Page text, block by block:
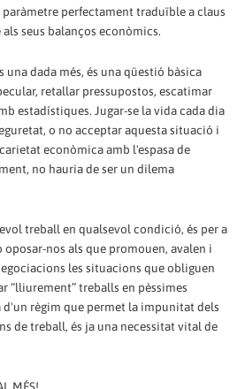
paràmetre perfectament traduïble a claus
seus balanços econòmics.
una dada més, és una qüestió bàsica
retallar pressupostos, escatimar
estadístiques. Jugar-se la vida cada dia
o no acceptar aquesta situació i
econòmica amb l'espasa de
no hauria de ser un dilema
treball en qualsevol condició, és per a
oposar-nos als que promouen, avalen i
les situacions que obliguen
“lliurement” treballs en pèssimes
règim que permet la impunitat dels
de treball, és ja una necessitat vital de
MÉS!